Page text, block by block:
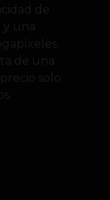
de
y una
de una
solo